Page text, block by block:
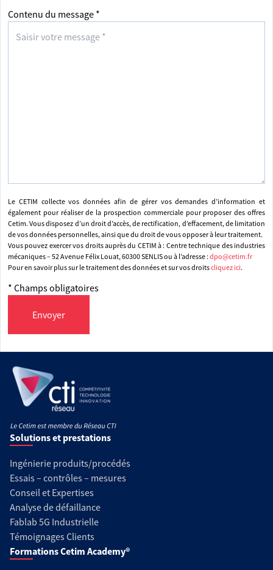
Contenu du message *
Le CETIM collecte vos données afin de gérer vos demandes d’information et
également pour réaliser de la prospection commerciale pour proposer des offres
Cetim. Vous disposez d’un droit d’accès, de rectification, d’effacement, de limitation
de vos données personnelles, ainsi que du droit de vous opposer à leur traitement.
Vous pouvez exercer vos droits auprès du CETIM à : Centre technique des industries
mécaniques – 52 Avenue Félix Louat, 60300 SENLIS ou à l’adresse : dpo@cetim.fr
Pour en savoir plus sur le traitement des données et sur vos droitscliquez ici.
* Champs obligatoires
Envoyer
Solutions et prestations
Ingénierie produits/procédés
Essais – contrôles – mesures
Conseil et Expertises
Analyse de défaillance
Fablab 5G Industrielle
Témoignages Clients
Formations Cetim Academy®